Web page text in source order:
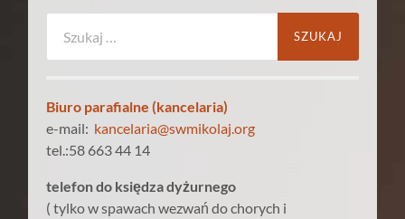
Biuro parafialne (kancelaria)
e-mail: kancelaria@swmikolaj.org
tel.:58 663 44 14
telefon do księdza dyżurnego
( tylko w spawach wezwań do chorych i